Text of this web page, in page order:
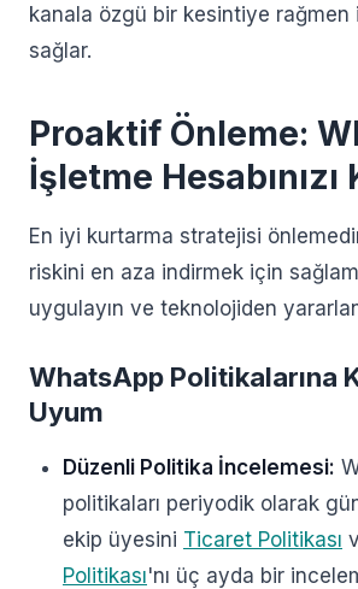
kanala özgü bir kesintiye rağmen
sağlar.
Proaktif Önleme:
İşletme
En iyi kurtarma stratejisi
riskini en aza indirmek için
uygulayın ve teknolojiden
WhatsApp Politikalarına
Uyum
Düzenli Politika İncelemesi:
politikaları periyodik olarak
ekip üyesini Ticaret Politikası
Politikası'nı üç ayda bir